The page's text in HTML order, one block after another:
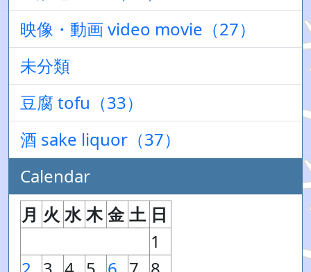
映像・動画 video movie（27）
未分類
豆腐 tofu（33）
酒 sake liquor（37）
Calendar
月 火 水 木 金 土 日
1